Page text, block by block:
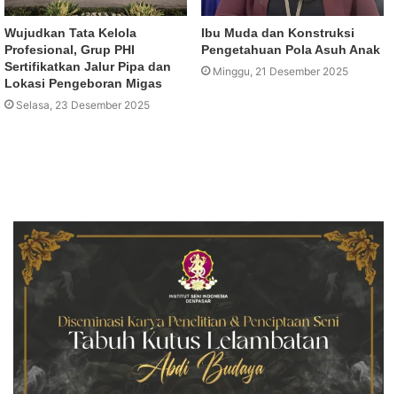
Wujudkan Tata Kelola
Profesional, Grup PHI
Sertifikatkan Jalur Pipa dan
Lokasi Pengeboran Migas
Selasa, 23 Desember 2025
Ibu Muda dan Konstruksi
Pengetahuan Pola Asuh Anak
Minggu, 21 Desember 2025